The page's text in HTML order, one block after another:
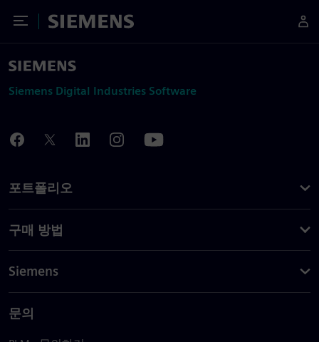
Toggle Menu
Siemens
Siemens Digital Industries Software
포트폴리오
구매 방법
Siemens
문의